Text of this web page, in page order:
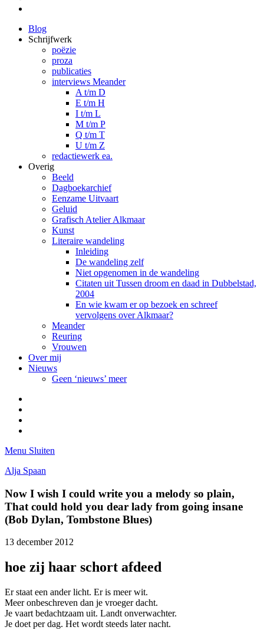
Blog
Schrijfwerk
poëzie
proza
publicaties
interviews Meander
A t/m D
E t/m H
I t/m L
M t/m P
Q t/m T
U t/m Z
redactiewerk ea.
Overig
Beeld
Dagboekarchief
Eenzame Uitvaart
Geluid
Grafisch Atelier Alkmaar
Kunst
Literaire wandeling
Inleiding
De wandeling zelf
Niet opgenomen in de wandeling
Citaten uit Tussen droom en daad in Dubbelstad,
2004
En wie kwam er op bezoek en schreef
vervolgens over Alkmaar?
Meander
Reuring
Vrouwen
Over mij
Nieuws
Geen ‘nieuws’ meer
Menu Sluiten
Alja Spaan
Now I wish I could write you a melody so plain,
That could hold you dear lady from going insane
(Bob Dylan, Tombstone Blues)
13 december 2012
hoe zij haar schort afdeed
Er staat een ander licht. Er is meer wit.
Meer onbeschreven dan je vroeger dacht.
Je vaart bedachtzaam uit. Landt onverwachter.
Je doet per dag. Het wordt steeds later nacht.